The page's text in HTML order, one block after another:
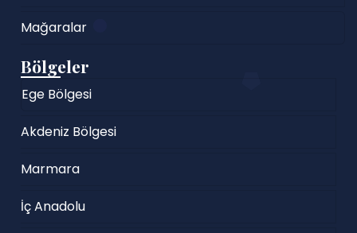
Mağaralar
Bölgeler
Ege Bölgesi
Akdeniz Bölgesi
Marmara
İç Anadolu